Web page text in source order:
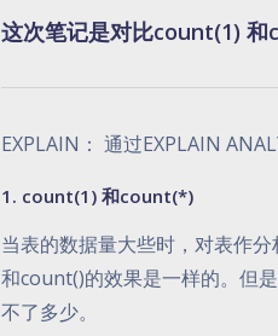
这次笔记是对比count(1)
EXPLAIN： 通过EXPLAIN
1. count(1) 和count(*)
当表的数据量大些时，对表作
和count()的效果是一样的。但
不了多少。